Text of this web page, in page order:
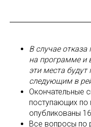
В случае
на программе и
эти места
следующим в
Окончательные
поступающих
опубликованы
Все вопросы по